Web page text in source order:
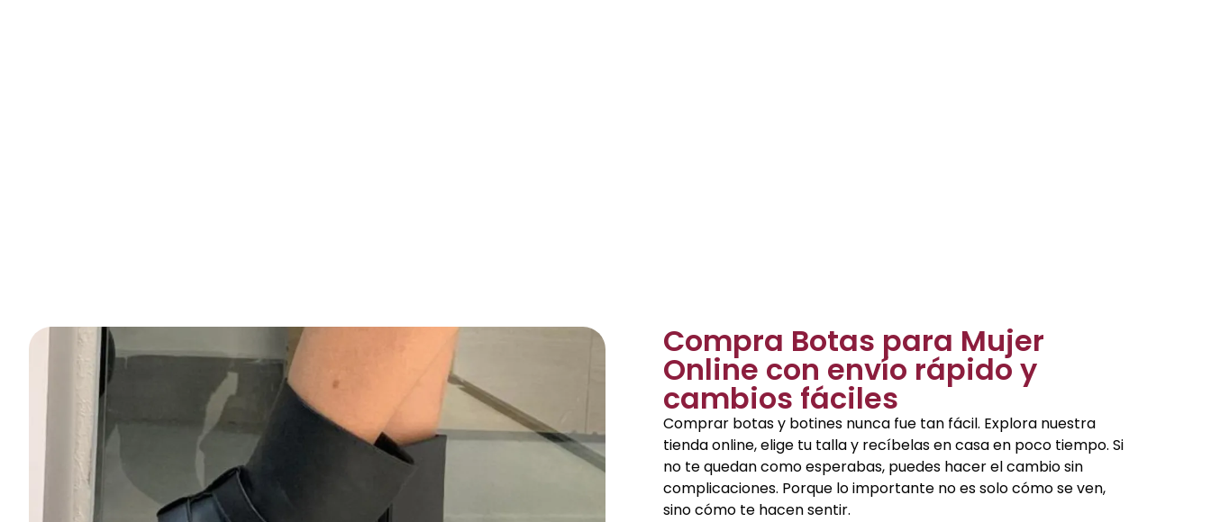
Compra Botas para Mujer
Online con envío rápido y
cambios fáciles
Comprar botas y botines nunca fue tan fácil. Explora nuestra
tienda online, elige tu talla y recíbelas en casa en poco tiempo. Si
no te quedan como esperabas, puedes hacer el cambio sin
complicaciones. Porque lo importante no es solo cómo se ven,
sino cómo te hacen sentir.